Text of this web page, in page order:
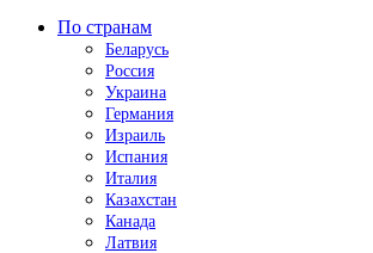
По странам
Беларусь
Россия
Украина
Германия
Израиль
Испания
Италия
Казахстан
Канада
Латвия